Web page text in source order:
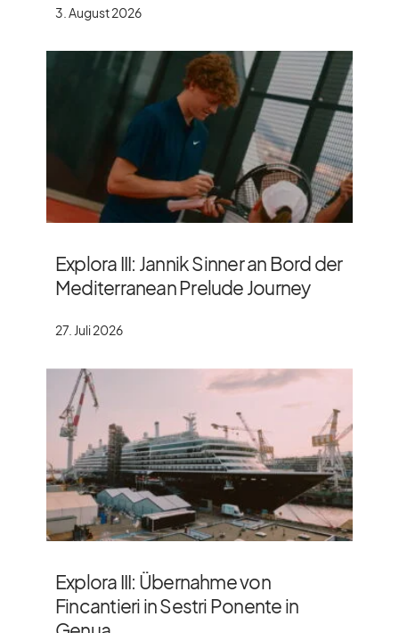
3. August 2026
Explora III: Jannik Sinner an Bord der
Mediterranean Prelude Journey
27. Juli 2026
Explora III: Übernahme von
Fincantieri in Sestri Ponente in